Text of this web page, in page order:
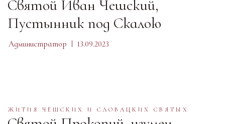
Святой Иван Чешский,
Пустынник под Скалою
Администратор 13.09.2023
ЖИТИЯ ЧЕШСКИХ И СЛОВАЦКИХ СВЯТЫХ